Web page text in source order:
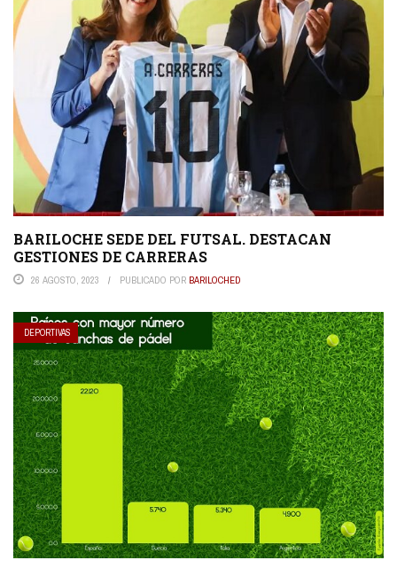
BARILOCHE SEDE DEL FUTSAL. DESTACAN
GESTIONES DE CARRERAS
26 AGOSTO, 2023 PUBLICADO POR BARILOCHED
DEPORTIVAS